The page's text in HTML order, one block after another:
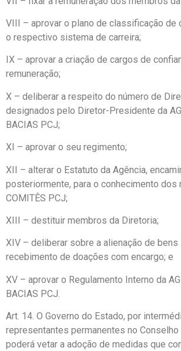
VIII – aprovar o plano de classificação de
o respectivo sistema de carreira;
IX – aprovar a criação de cargos de
remuneração;
X – deliberar a respeito do número de
designados pelo Diretor-Presidente da
BACIAS PCJ;
XI – aprovar o seu regimento;
XII – alterar o Estatuto da Agência,
posteriormente, para o conhecimento dos
COMITÊS PCJ;
XIII – destituir membros da Diretoria;
XIV – deliberar sobre a alienação de
recebimento de doações com encargo; e
XV – aprovar o Regulamento Interno da
BACIAS PCJ.
Art. 14. O Governo do Estado, por
representantes permanentes no
poderá vetar a adoção de medidas que